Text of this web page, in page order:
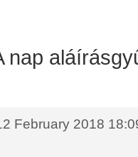
nap
February 2018